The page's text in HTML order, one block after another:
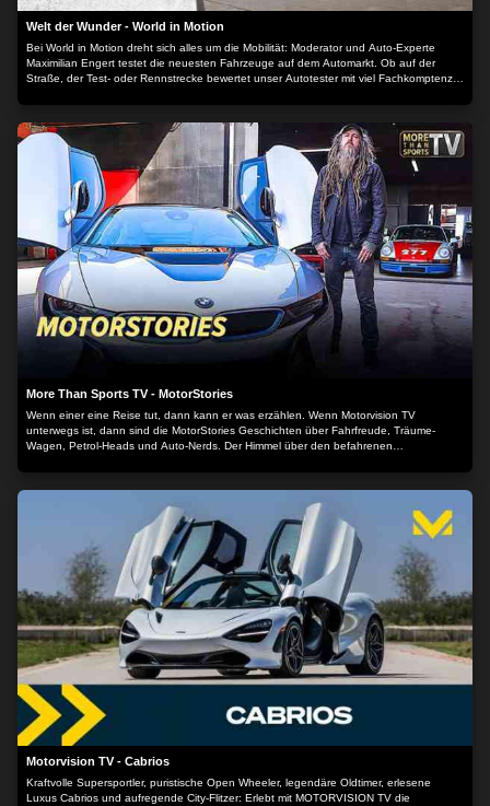
Welt der Wunder - World in Motion
Bei World in Motion dreht sich alles um die Mobilität: Moderator und Auto-Experte
Maximilian Engert testet die neuesten Fahrzeuge auf dem Automarkt. Ob auf der
Straße, der Test- oder Rennstrecke bewertet unser Autotester mit viel Fachkomptenz
More Than Sports TV - MotorStories
Wenn einer eine Reise tut, dann kann er was erzählen. Wenn Motorvision TV
unterwegs ist, dann sind die MotorStories Geschichten über Fahrfreude, Träume-
Wagen, Petrol-Heads und Auto-Nerds. Der Himmel über den befahrenen
die Luft ist erfüllt von süßem Benzingeruch, Lederaroma und heißem Öldunst. Satter
Motorsound mischt sich untrennbar mit dem Herzflimmern bei der Beschleunigung und
der Weg durch das Universum motorisierter Mobilität ist das Ziel. Ankommen ist
Motorvision TV - Cabrios
Kraftvolle Supersportler, puristische Open Wheeler, legendäre Oldtimer, erlesene
Luxus Cabrios und aufregende City-Flitzer: Erlebt mit MOTORVISION TV die